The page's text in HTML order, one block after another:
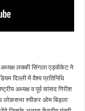
लक्की सिंगला एड़वोकेट ने
दिल्ली में वैश्य प्रतिनिधि
अध्यक्ष व पूर्व सांसद गिरीश
लोकसभा स्पीकर ओम बिड़ला